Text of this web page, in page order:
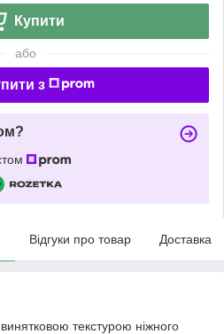
Купити
або
з
Відгуки про товар Доставка
текстурою ніжного